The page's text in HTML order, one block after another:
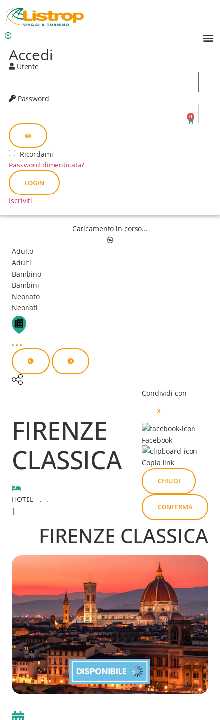
Accedi
Utente
Password
Ricordami
Password dimenticata?
LOGIN
Iscriviti
0
Caricamento in corso...
Adulto
Adulti
Bambino
Bambini
Neonato
Neonati
Condividi con
X
Facebook
Copia link
CHIUDI
CONFERMA
FIRENZE
CLASSICA
HOTEL - . -.
|
FIRENZE CLASSICA